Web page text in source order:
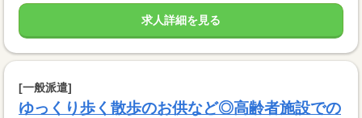
求人詳細を見る
[一般派遣]
ゆっくり歩く散歩のお供など◎高齢者施設での